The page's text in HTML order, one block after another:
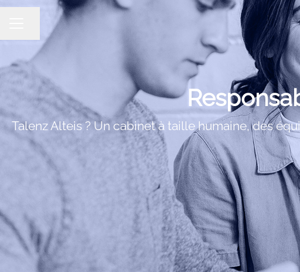
MENU CARRIÈRE
Partager la page
Talenz Alteis ? Un cabinet à taille humaine, des